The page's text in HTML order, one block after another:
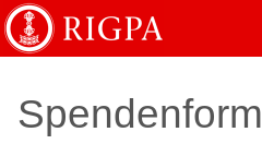
English Français